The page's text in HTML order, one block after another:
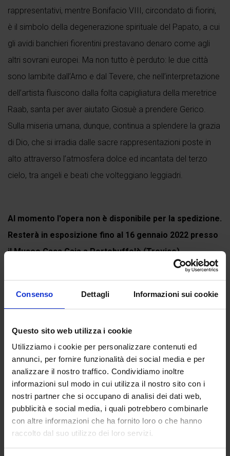
Consenso Dettagli Informazioni sui cookie
Questo sito web utilizza i cookie
Utilizziamo i cookie per personalizzare contenuti ed
annunci, per fornire funzionalità dei social media e per
analizzare il nostro traffico. Condividiamo inoltre
informazioni sul modo in cui utilizza il nostro sito con i
nostri partner che si occupano di analisi dei dati web,
pubblicità e social media, i quali potrebbero combinarle
con altre informazioni che ha fornito loro o che hanno
raccolto dal suo utilizzo dei loro servizi.
rappresentativi, mentre Bonifacio VIII, circondato di fiorini,
è il simbolo della degenerazione spirituale del Papato, a cui
gli avidi banchieri fiorentini prestavano denaro come agli
altri sovrani europei. Ma non tutto è perduto: le due città
sono lambite dall’Arno e dal Tevere, che nell’interpretazione
dell’artista fluiscono dalla folta capigliatura della meretrice
Raab, santa per aver aiutato Giosuè a prendere Gerico.
Sulla miseria umana, dunque, continua a splendere la grazia
di Dio, che si irradia dalle sacre rappresentazioni poste in
alto attraverso l’atmosfera dolce ed incantata del terzo
cielo, tra angeli e beati che volteggiano leggiadri.
Al momento l'opera non è disponibile per la spedizione.
Resterà in esposizione fino al 16 gennaio 2022 presso
il Museo Casa Gaia a Portobuffolè (Treviso)...
Recensioni
Ancora non ci sono recensioni.
Recensisci per primo “Paradiso IX”
(Click here to login and review this product)